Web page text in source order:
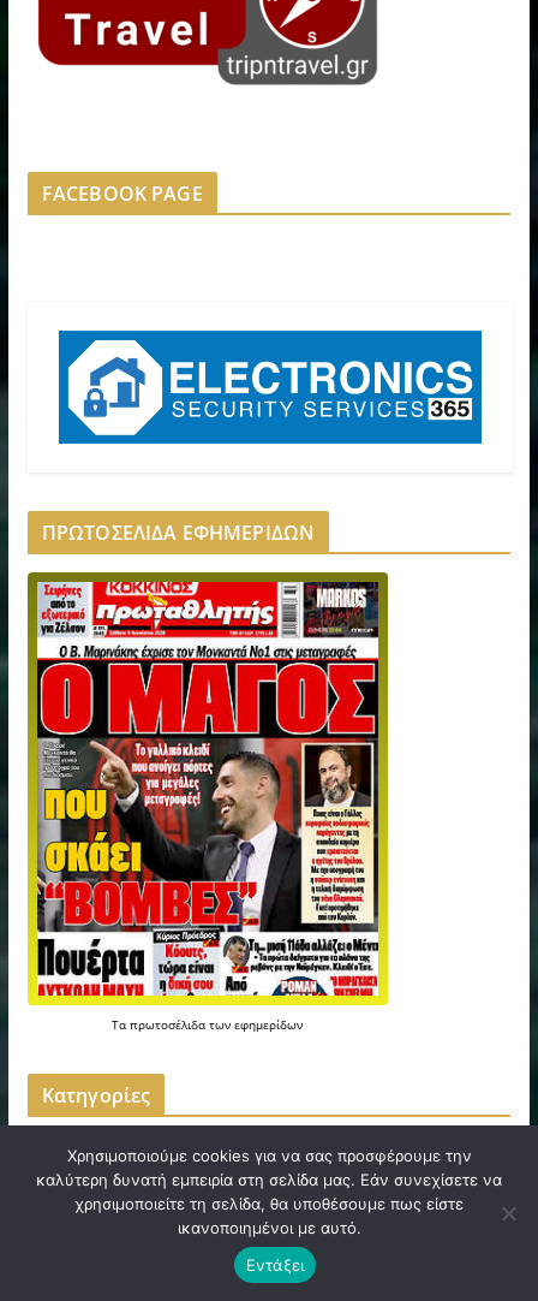
FACEBOOK PAGE
ΠΡΩΤΟΣΕΛΙΔΑ ΕΦΗΜΕΡΙΔΩΝ
Ταπρωτοσέλιδατωνεφημερίδων
Kατηγορίες
100 ΧΡΟΝΙΑ ΑΕΚ
E-FILADELFEIA
Χρησιμοποιούμε cookies για να σας προσφέρουμε την
καλύτερη δυνατή εμπειρία στη σελίδα μας. Εάν συνεχίσετε να
χρησιμοποιείτε τη σελίδα, θα υποθέσουμε πως είστε
ικανοποιημένοι με αυτό.
Εντάξει